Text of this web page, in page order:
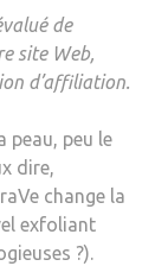
de
site Web,
d’affiliation.
peau, peu le
dire,
change la
exfoliant
?).